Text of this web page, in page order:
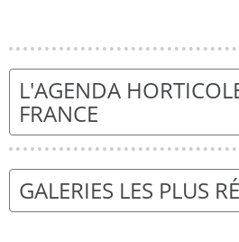
L'AGENDA
FRANCE
GALERIES LES PLUS